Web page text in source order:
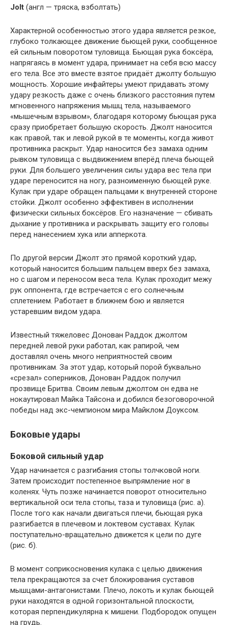
Jolt (англ — тряска, взболтать)
Характерной особенностью этого удара является резкое,
глубоко толкающее движение бьющей руки, сообщенное
ей сильным поворотом туловища. Бьющая рука боксёра,
напрягаясь в момент удара, принимает на себя всю массу
его тела. Все это вместе взятое придаёт джолту большую
мощность. Хорошие инфайтеры умеют придавать этому
удару резкость даже с очень близкого расстояния путем
мгновенного напряжения мышц тела, называемого
«мышечным взрывом», благодаря которому бьющая рука
сразу приобретает большую скорость. Джолт наносится
как правой, так и левой рукой в те моменты, когда живот
противника раскрыт. Удар наносится без замаха одним
рывком туловища с выдвижением вперёд плеча бьющей
руки. Для большего увеличения силы удара вес тела при
ударе переносится на ногу, разноименную бьющей руке.
Кулак при ударе обращен пальцами к внутренней стороне
стойки. Джолт особенно эффективен в исполнении
физически сильных боксёров. Его назначение — сбивать
дыхание у противника и раскрывать защиту его головы
перед нанесением хука или апперкота.
По другой версии Джолт это прямой короткий удар,
который наносится большим пальцем вверх без замаха,
но с шагом и переносом веса тела. Кулак проходит межу
рук оппонента, где встречается с его солнечным
сплетением. Работает в ближнем бою и является
устаревшим видом удара.
Известный тяжеловес Донован Раддок джолтом
передней левой руки работал, как рапирой, чем
доставлял очень много неприятностей своим
противникам. За этот удар, который порой буквально
«срезал» соперников, Донован Раддок получил
прозвище Бритва. Своим левым джолтом он едва не
нокаутировал Майка Тайсона и добился безоговорочной
победы над экс-чемпионом мира Майклом Доуксом.
Боковые удары
Боковой сильный удар
Удар начинается с разгибания стопы толчковой ноги.
Затем происходит постепенное выпрямление ног в
коленях. Чуть позже начинается поворот относительно
вертикальной оси тела стопы, таза и туловища (рис. а).
После того как начали двигаться плечи, бьющая рука
разгибается в плечевом и локтевом суставах. Кулак
поступательно-вращательно движется к цели по дуге
(рис. б).
В момент соприкосновения кулака с целью движения
тела прекращаются за счет блокирования суставов
мышцами-антагонистами. Плечо, локоть и кулак бьющей
руки находятся в одной горизонтальной плоскости,
которая перпендикулярна к мишени. Подбородок опущен
на грудь.